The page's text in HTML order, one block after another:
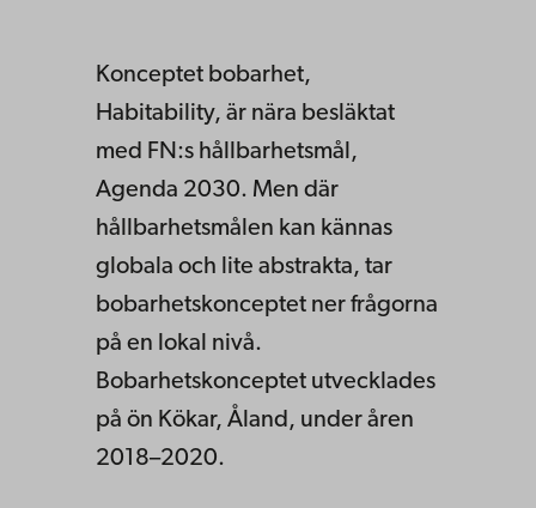
Konceptet bobarhet,
Habitability, är nära besläktat
med FN:s hållbarhetsmål,
Agenda 2030. Men där
hållbarhetsmålen kan kännas
globala och lite abstrakta, tar
bobarhetskonceptet ner frågorna
på en lokal nivå.
Bobarhetskonceptet utvecklades
på ön Kökar, Åland, under åren
2018–2020.